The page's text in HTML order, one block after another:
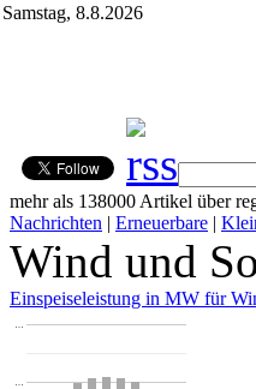
Samstag, 8.8.2026
mehr als 138000 Artikel über
Nachrichten | Erneuerbare |
Wind und
Einspeiseleistung in MW für
…
…